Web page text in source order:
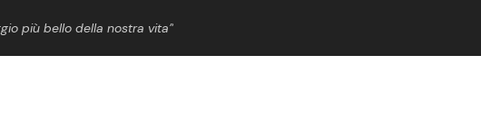
più bello della nostra vita”